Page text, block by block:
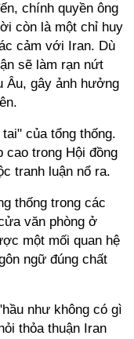
chính quyền ông
còn là một chỉ huy
cảm với Iran. Dù
sẽ làm rạn nứt
Âu, gây ảnh hưởng
của tổng thống.
cao trong Hội đồng
tranh luận nổ ra.
thống trong các
văn phòng ở
một mối quan hệ
ngữ đúng chất
như không có gì
thỏa thuận Iran